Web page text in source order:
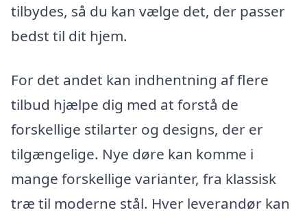
tilbydes, så du kan vælge det, der passer
bedst til dit hjem.
For det andet kan indhentning af flere
tilbud hjælpe dig med at forstå de
forskellige stilarter og designs, der er
tilgængelige. Nye døre kan komme i
mange forskellige varianter, fra klassisk
træ til moderne stål. Hver leverandør kan